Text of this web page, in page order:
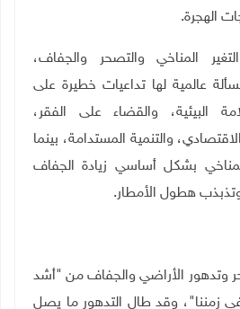
الهجرة.
المناخي والتصحر والجفاف،
عالمية لها تداعيات خطيرة على
البيئية، والقضاء على الفقر،
والتنمية المستدامة، بينما
بشكل أساسي زيادة الجفاف
هطول الأمطار.
وتدهور الأراضي والجفاف من "أشد
في زمننا"، وقد طال التدهور ما يصل